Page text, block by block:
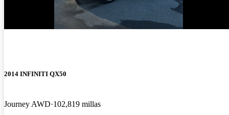
2014 INFINITI QX50
Journey AWD 102,819 millas